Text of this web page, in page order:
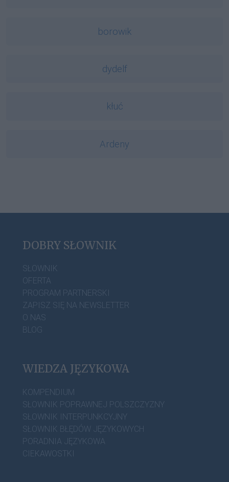
borowik
dydelf
kłuć
Ardeny
DOBRY SŁOWNIK
SŁOWNIK
OFERTA
PROGRAM PARTNERSKI
ZAPISZ SIĘ NA NEWSLETTER
O NAS
BLOG
WIEDZA JĘZYKOWA
KOMPENDIUM
SŁOWNIK POPRAWNEJ POLSZCZYZNY
SŁOWNIK INTERPUNKCYJNY
SŁOWNIK BŁĘDÓW JĘZYKOWYCH
PORADNIA JĘZYKOWA
CIEKAWOSTKI